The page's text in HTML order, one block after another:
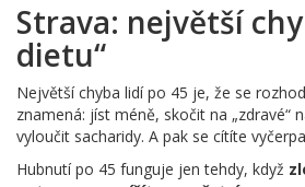
Strava: největší
dietu“
Největší chyba lidí po 45 je, že se
znamená: jíst méně, skočit na „zdravé“
vyloučit sacharidy. A pak se cítíte
Hubnutí po 45 funguje jen tehdy, když